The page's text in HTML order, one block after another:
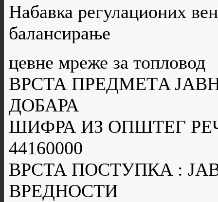
Набавка регулационих
балансирање
цевне мреже за топловод
ВРСТА ПРЕДМЕТA
ДОБАРА
ШИФРА ИЗ ОПШТЕГ
44160000
ВРСТА ПОСТУПКА :
ВРЕДНОСТИ